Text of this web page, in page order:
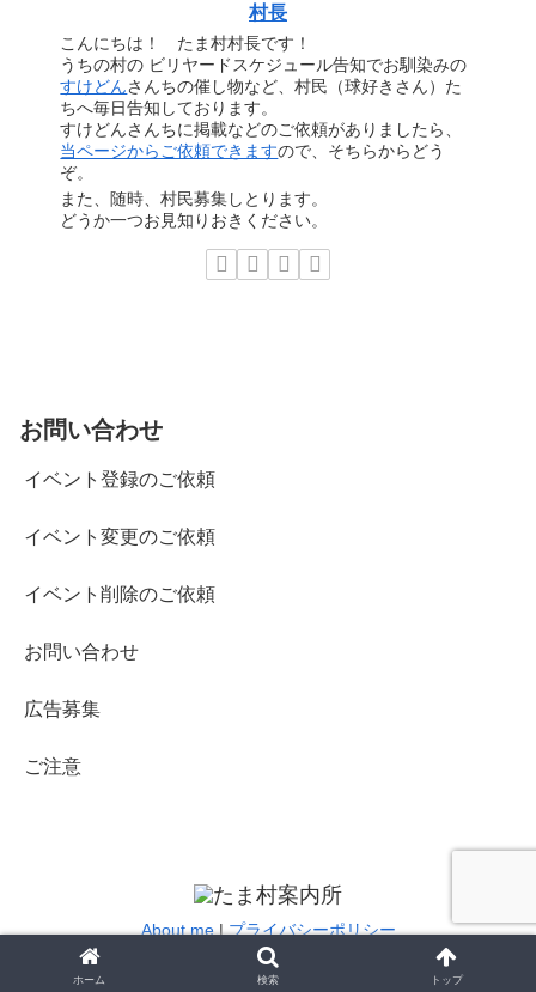
村長
こんにちは！ たま村村長です！
うちの村の ビリヤードスケジュール告知でお馴染みの
すけどんさんちの催し物など、村民（球好きさん）た
ちへ毎日告知しております。
すけどんさんちに掲載などのご依頼がありましたら、
当ページからご依頼できますので、そちらからどう
ぞ。
また、随時、村民募集しとります。
どうか一つお見知りおきください。
お問い合わせ
イベント登録のご依頼
イベント変更のご依頼
イベント削除のご依頼
お問い合わせ
広告募集
ご注意
About me|プライバシーポリシー
© 2019-2020 たま村案内所.
ホーム 検索 トップ